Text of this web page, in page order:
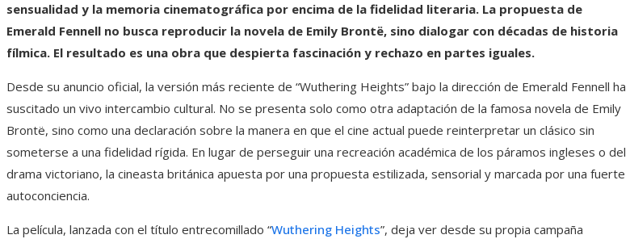
sensualidad y la memoria cinematográfica por encima de la fidelidad literaria. La propuesta de
Emerald Fennell no busca reproducir la novela de Emily Brontë, sino dialogar con décadas de historia
fílmica. El resultado es una obra que despierta fascinación y rechazo en partes iguales.
Desde su anuncio oficial, la versión más reciente de “Wuthering Heights” bajo la dirección de Emerald Fennell ha
suscitado un vivo intercambio cultural. No se presenta solo como otra adaptación de la famosa novela de Emily
Brontë, sino como una declaración sobre la manera en que el cine actual puede reinterpretar un clásico sin
someterse a una fidelidad rígida. En lugar de perseguir una recreación académica de los páramos ingleses o del
drama victoriano, la cineasta británica apuesta por una propuesta estilizada, sensorial y marcada por una fuerte
autoconciencia.
La película, lanzada con el título entrecomillado “Wuthering Heights”, deja ver desde su propia campaña